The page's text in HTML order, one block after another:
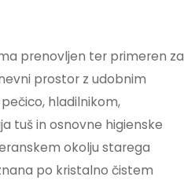
prenovljen ter primeren za
prostor z udobnim
hladilnikom,
tuš in osnovne higienske
okolju starega
po kristalno čistem